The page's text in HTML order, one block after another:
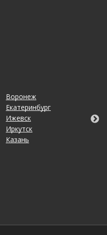
Воронеж
Екатеринбург
Ижевск
Иркутск
Казань
Липецк
Махачкала
Набережные Челны
Нижний Новгород
Новосибирск
Рязань
Самара
Санкт-Петербург
Саратов
Ставрополь
Уфа
Хабаровск
Чебоксары
Челябинск
Ярославль